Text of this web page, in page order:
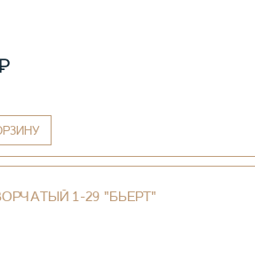
1-29 "БЬЕРТ"